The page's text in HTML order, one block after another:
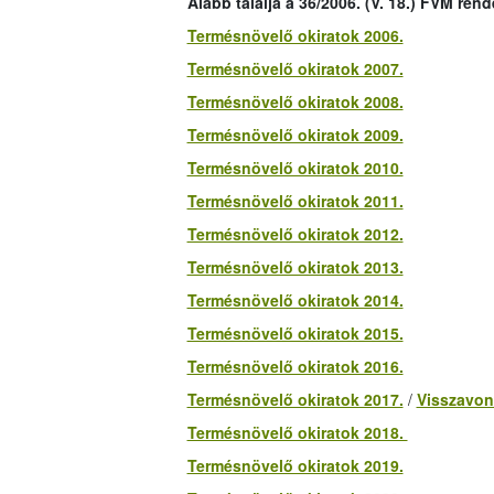
Termésnövelő okiratok 2006.
Termésnövelő okiratok 2007.
Termésnövelő okiratok 2008.
Termésnövelő okiratok 2009.
Termésnövelő okiratok 2010.
Termésnövelő okiratok 2011.
Termésnövelő okiratok 2012.
Termésnövelő okiratok 2013.
Termésnövelő okiratok 2014.
Termésnövelő okiratok 2015.
Termésnövelő okiratok 2016.
Termésnövelő okiratok 2017. /
Termésnövelő okiratok 2018.
Termésnövelő okiratok 2019.